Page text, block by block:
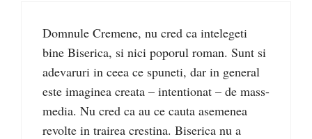
Domnule Cremene, nu cred ca intelegeti
bine Biserica, si nici poporul roman. Sunt si
adevaruri in ceea ce spuneti, dar in general
este imaginea creata – intentionat – de mass-
media. Nu cred ca au ce cauta asemenea
revolte in trairea crestina. Biserica nu a